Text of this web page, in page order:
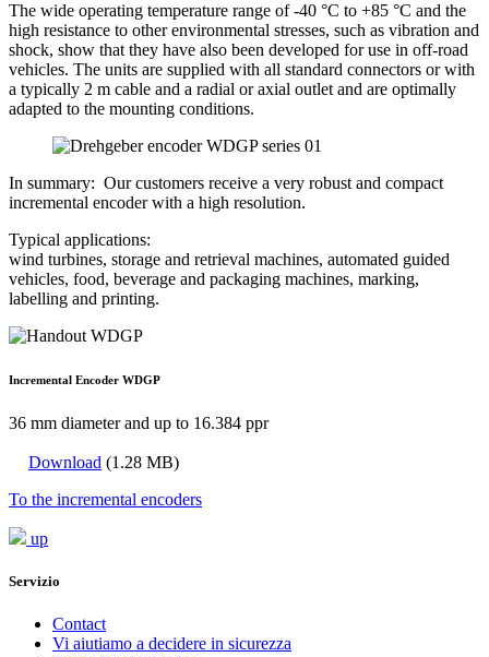
The wide operating temperature range of -40 °C to +85 °C and the
high resistance to other environmental stresses, such as vibration and
shock, show that they have also been developed for use in off-road
vehicles. The units are supplied with all standard connectors or with
a typically 2 m cable and a radial or axial outlet and are optimally
adapted to the mounting conditions.
In summary: Our customers receive a very robust and compact
incremental encoder with a high resolution.
Typical applications:
wind turbines, storage and retrieval machines, automated guided
vehicles, food, beverage and packaging machines, marking,
labelling and printing.
Incremental Encoder WDGP
36 mm diameter and up to 16.384 ppr
Download (1.28 MB)
To the incremental encoders
up
Servizio
Contact
Vi aiutiamo a decidere in sicurezza